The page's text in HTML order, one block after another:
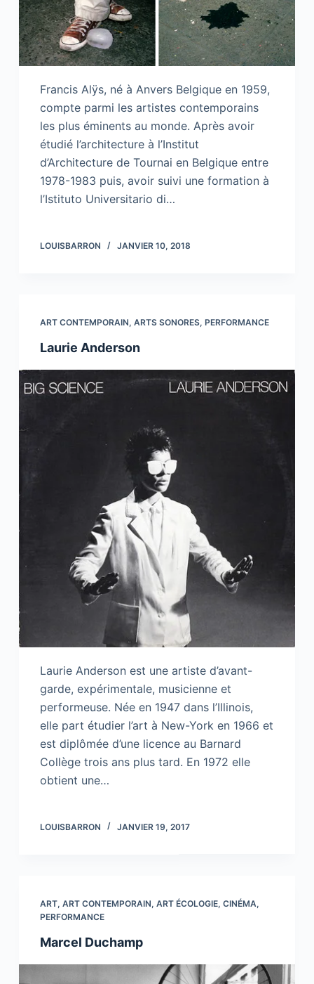
Francis Alÿs, né à Anvers Belgique en 1959,
compte parmi les artistes contemporains
les plus éminents au monde. Après avoir
étudié l’architecture à l’Institut
d’Architecture de Tournai en Belgique entre
1978-1983 puis, avoir suivi une formation à
l’Istituto Universitario di…
LOUISBARRON JANVIER 10, 2018
ART CONTEMPORAIN, ARTS SONORES, PERFORMANCE
Laurie Anderson
Laurie Anderson est une artiste d’avant-
garde, expérimentale, musicienne et
performeuse. Née en 1947 dans l’Illinois,
elle part étudier l’art à New-York en 1966 et
est diplômée d’une licence au Barnard
Collège trois ans plus tard. En 1972 elle
obtient une…
LOUISBARRON JANVIER 19, 2017
ART, ART CONTEMPORAIN, ART ÉCOLOGIE, CINÉMA,
PERFORMANCE
Marcel Duchamp